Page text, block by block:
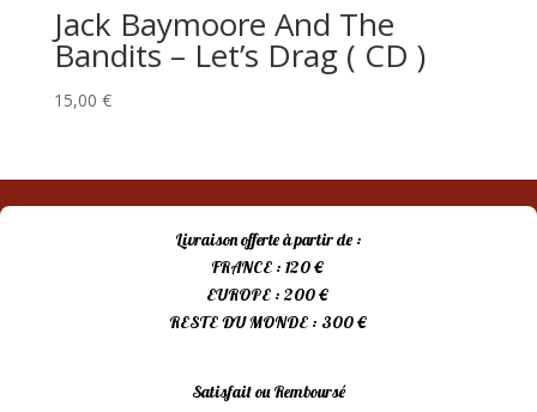
Jack Baymoore And The
Bandits – Let’s Drag ( CD )
15,00 €
Livraison offerte à partir de :
FRANCE : 120 €
EUROPE : 200 €
RESTE DU MONDE : 300 €
Satisfait ou Remboursé